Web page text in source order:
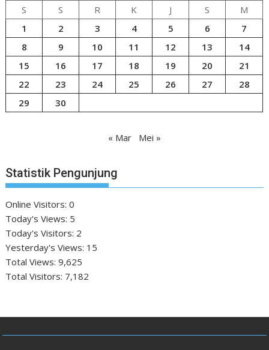
S
S R K J S
M
1
2 3 4 5 6
7
8
9 10 11 12 13
14
15
16 17 18 19 20
21
22
23 24 25 26 27
28
29
30
« Mar Mei »
Statistik Pengunjung
Online Visitors:0
Today's Views: 5
Today's Visitors: 2
Yesterday's Views: 15
Total Views:9,625
Total Visitors: 7,182